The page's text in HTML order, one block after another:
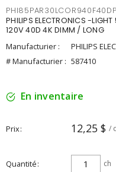
PHILIPS ELECTRONICS -
120V 40D 4K DIMM / LONG
Manufacturier :
PHILIPS
# Manufacturier : 587410
En inventaire
Prix 12,25 $ /
Quantité ch